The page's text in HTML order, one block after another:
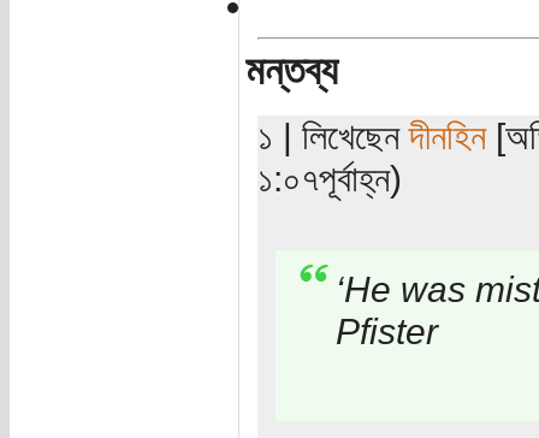
মন্তব্য
১ | লিখেছেনদীনহিন
১:০৭পূর্বাহ্ন)
‘He was
Pfister